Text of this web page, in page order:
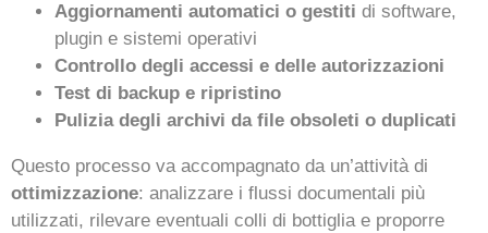
Aggiornamenti automatici o gestiti di software,
plugin e sistemi operativi
Controllo degli accessi e delle autorizzazioni
Test di backup e ripristino
Pulizia degli archivi da file obsoleti o duplicati
Questo processo va accompagnato da un’attività di
ottimizzazione: analizzare i flussi documentali più
utilizzati, rilevare eventuali colli di bottiglia e proporre